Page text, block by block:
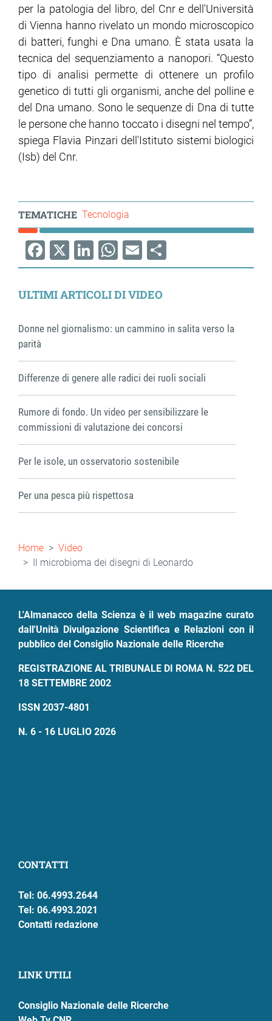
per la patologia del libro, del Cnr e dell'Università
di Vienna hanno rivelato un mondo microscopico
di batteri, funghi e Dna umano. È stata usata la
tecnica del sequenziamento a nanopori. “Questo
tipo di analisi permette di ottenere un profilo
genetico di tutti gli organismi, anche del polline e
del Dna umano. Sono le sequenze di Dna di tutte
le persone che hanno toccato i disegni nel tempo”,
spiega Flavia Pinzari dell'Istituto sistemi biologici
(Isb) del Cnr.
TEMATICHE Tecnologia
Facebook
X LinkedIn
WhatsApp
EmailShare
ULTIMI ARTICOLI DI VIDEO
Donne nel giornalismo: un cammino in salita verso la
parità
Differenze di genere alle radici dei ruoli sociali
Rumore di fondo. Un video per sensibilizzare le
commissioni di valutazione dei concorsi
Per le isole, un osservatorio sostenibile
Per una pesca più rispettosa
Briciole
di
pane
Home
Video
Il microbioma dei disegni di Leonardo
L'Almanacco della Scienza è il web magazine curato
dall'Unità Divulgazione Scientifica e Relazioni con il
pubblico del Consiglio Nazionale delle Ricerche
REGISTRAZIONE AL TRIBUNALE DI ROMA N. 522 DEL
18 SETTEMBRE 2002
ISSN 2037-4801
N. 6 - 16 LUGLIO 2026
CONTATTI
Tel: 06.4993.2644
Tel: 06.4993.2021
Contatti redazione
LINK UTILI
Consiglio Nazionale delle Ricerche